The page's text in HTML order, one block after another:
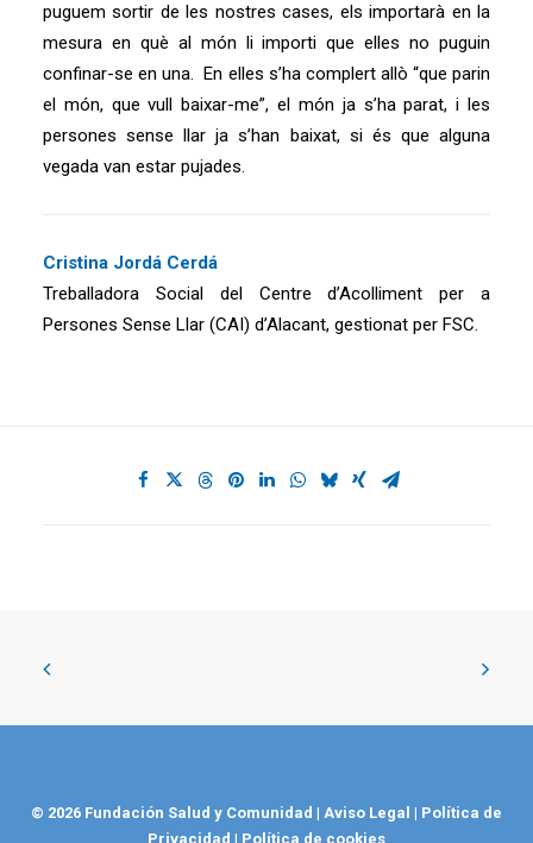
puguem sortir de les nostres cases, els importarà en la
mesura en què al món li importi que elles no puguin
confinar-se en una. En elles s’ha complert allò “que parin
el món, que vull baixar-me”, el món ja s’ha parat, i les
persones sense llar ja s’han baixat, si és que alguna
vegada van estar pujades.
Cristina Jordá Cerdá
Treballadora Social del Centre d’Acolliment per a
Persones Sense Llar (CAI) d’Alacant, gestionat per FSC.
© 2026 Fundación Salud y Comunidad | Aviso Legal | Política de
Privacidad | Política de cookies